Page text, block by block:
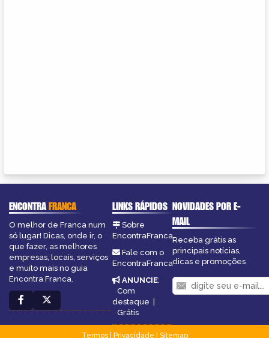
ENCONTRAFRANCA
O melhor de Franca num
só lugar! Dicas, onde ir, o
que fazer, as melhores
empresas, locais, serviços
e muito mais no guia
Encontra Franca.
LINKS RÁPIDOS
Sobre
EncontraFranca
Fale com o
EncontraFranca
ANUNCIE:
Com
destaque
Grátis
NOVIDADES POR E-
MAIL
Receba grátis as
principais notícias,
dicas e promoções
Termos| Privacidade
Sitemap